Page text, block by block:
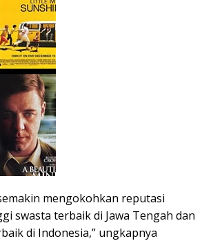
mengokohkan reputasi
swasta terbaik di Jawa Tengah dan
di Indonesia,” ungkapnya